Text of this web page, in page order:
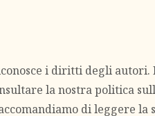
i diritti degli autori.
la nostra politica
di leggere la